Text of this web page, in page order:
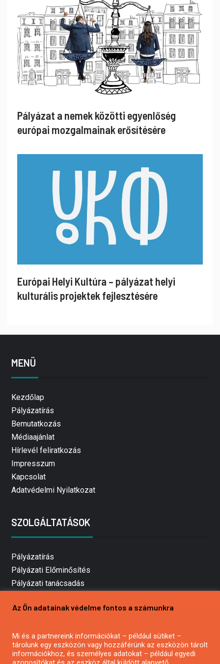
Pályázat a nemek közötti egyenlőség
európai mozgalmainak erősítésére
Európai Helyi Kultúra – pályázat helyi
kulturális projektek fejlesztésére
MENÜ
Kezdőlap
Pályázatírás
Bemutatkozás
Médiaajánlat
Hírlevél feliratkozás
Impresszum
Kapcsolat
Adatvédelmi Nyilatkozat
SZOLGÁLTATÁSOK
Pályázatírás
Pályázati Előminősítés
Pályázati tanácsadás
Mezőgazdasági pályázatírás
Pályázatírás civil szervezeteknek
Pályázatírás önkormányzatoknak
Az Ön adatainak védelme fontos a számunkra
Mi és a partnereink információkat – például sütiket –
tárolunk egy eszközön vagy hozzáférünk az eszközön tárolt
információkhoz, és személyes adatokat – például egyedi